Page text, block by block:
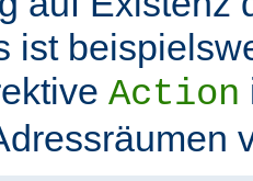
ist
Action